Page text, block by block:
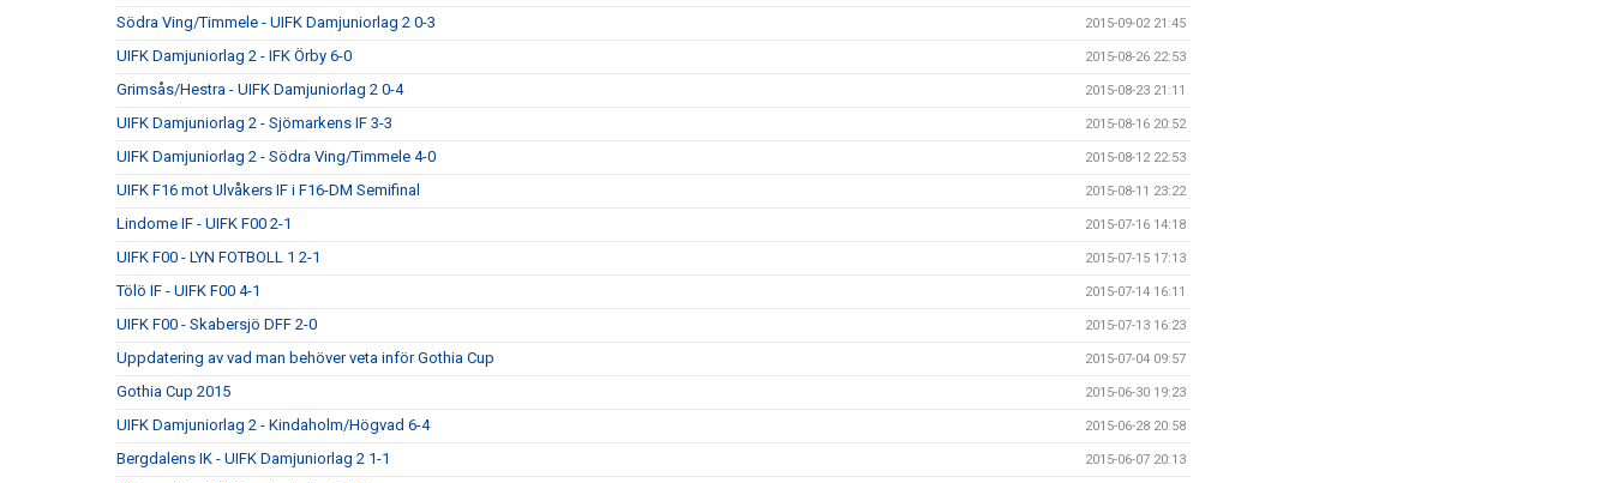
Södra Ving/Timmele - UIFK Damjuniorlag 2 0-3 2015-09-02 21:45
UIFK Damjuniorlag 2 - IFK Örby 6-0 2015-08-26 22:53
Grimsås/Hestra - UIFK Damjuniorlag 2 0-4 2015-08-23 21:11
UIFK Damjuniorlag 2 - Sjömarkens IF 3-3 2015-08-16 20:52
UIFK Damjuniorlag 2 - Södra Ving/Timmele 4-0 2015-08-12 22:53
UIFK F16 mot Ulvåkers IF i F16-DM Semifinal 2015-08-11 23:22
Lindome IF - UIFK F00 2-1 2015-07-16 14:18
UIFK F00 - LYN FOTBOLL 1 2-1 2015-07-15 17:13
Tölö IF - UIFK F00 4-1 2015-07-14 16:11
UIFK F00 - Skabersjö DFF 2-0 2015-07-13 16:23
Uppdatering av vad man behöver veta inför Gothia Cup 2015-07-04 09:57
Gothia Cup 2015 2015-06-30 19:23
UIFK Damjuniorlag 2 - Kindaholm/Högvad 6-4 2015-06-28 20:58
Bergdalens IK - UIFK Damjuniorlag 2 1-1 2015-06-07 20:13